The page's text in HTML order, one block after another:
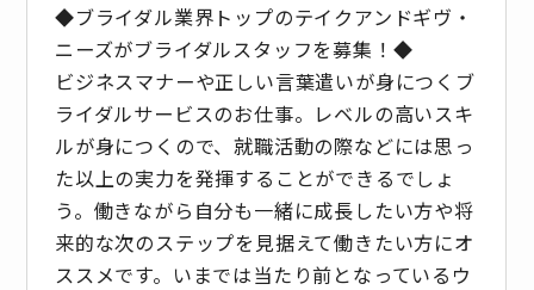
◆ブライダル業界トップのテイクアンドギヴ・
ニーズがブライダルスタッフを募集！◆
ビジネスマナーや正しい言葉遣いが身につくブ
ライダルサービスのお仕事。レベルの高いスキ
ルが身につくので、就職活動の際などには思っ
た以上の実力を発揮することができるでしょ
う。働きながら自分も一緒に成長したい方や将
来的な次のステップを見据えて働きたい方にオ
ススメです。いまでは当たり前となっているウ